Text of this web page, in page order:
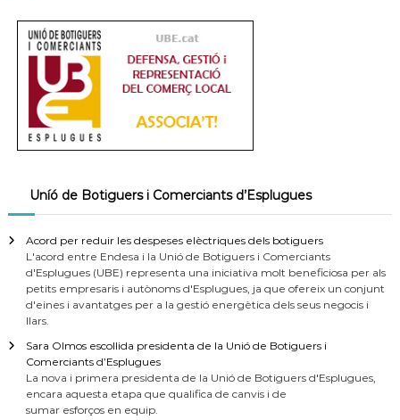
Uníó de Botiguers i Comerciants d’Esplugues
Acord per reduir les despeses elèctriques dels botiguers
L'acord entre Endesa i la Unió de Botiguers i Comerciants
d'Esplugues (UBE) representa una iniciativa molt beneficiosa per als
petits empresaris i autònoms d'Esplugues, ja que ofereix un conjunt
d'eines i avantatges per a la gestió energètica dels seus negocis i
llars.
Sara Olmos escollida presidenta de la Unió de Botiguers i
Comerciants d’Esplugues
La nova i primera presidenta de la Unió de Botiguers d'Esplugues,
encara aquesta etapa que qualifica de canvis i de
sumar esforços en equip.